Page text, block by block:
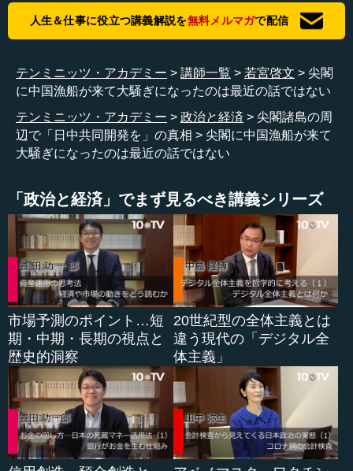
政府間で具体的な課題として表に出ているのです。
その話をしたいのですが、そういう平和な話に行く前に、
ど、その話から始めたいと思います。
一番最初に大騒ぎになったのは、なんと１９７８年の４
月で、中国から漁船が大挙して来たことがあるのですね。
これは、平和条約の交渉が大詰めを迎えていた頃なので
朝日新聞の当時の記事の大見出しを読むと、「尖閣列島
に中国漁船群、領海侵犯で退去求める」とか、「中国漁
船、警告を無視 悪質な場合は検挙も」と大きく出ている
のです。皆忘れているのですが、これは最近もめた記事で
はないのです。１９７８年ですからね。
●自民党の総務会で議論が紛糾
若宮 それで、自民党の総務会では大騒ぎになるのです。
総務会には、ご存じのように、ハト派とタカ派がいます。
しかも、タカ派が結構多いのです。例えば、天野光晴さん
という人は、「大変なことだ。灯台や避難港を早くつくる
など、実効的な支配の確立を急がなければいかん」という
意見を言うのです。
人生＆仕事に役立つ講義解説を無料メルマガで配信
テンミニッツ・アカデミー 講師一覧 若宮啓文
尖閣
に中国漁船が来て大騒ぎになったのは最近の話ではない
テンミニッツ・アカデミー
政治と経済
尖閣諸島の周
辺で「日中共同開発を」の真相
尖閣に中国漁船が来て
大騒ぎになったのは最近の話ではない
「政治と経済」でまず見るべき講義シリーズ
市場予測のポイント…短
期・中期・長期の視点と
歴史的洞察
20世紀型の全体主義とは
違う現代の「デジタル全
体主義」